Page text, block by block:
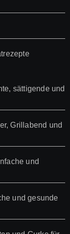
sättigende und
Grillabend und
und
und gesunde